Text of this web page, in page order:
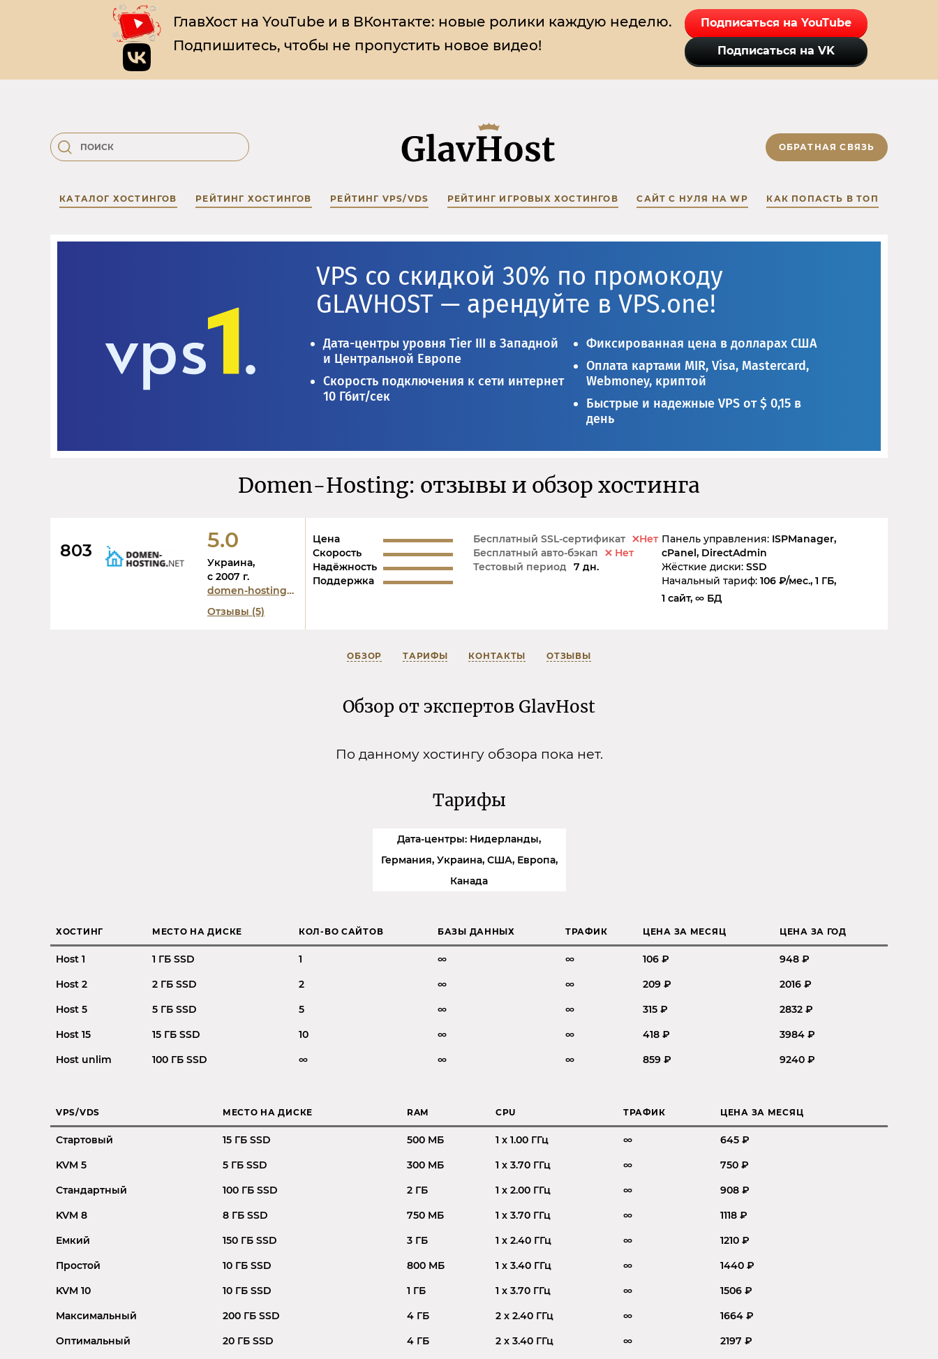
ГлавХост на YouTube и в ВКонтакте: новые ролики каждую неделю.
Подпишитесь, чтобы не пропустить новое видео!
Подписаться на YouTube
Подписаться на VK
ОБРАТНАЯ СВЯЗЬ
КАТАЛОГ ХОСТИНГОВ РЕЙТИНГ ХОСТИНГОВ РЕЙТИНГ VPS/VDS РЕЙТИНГ ИГРОВЫХ ХОСТИНГОВ САЙТ С НУЛЯ НА WP КАК ПОПАСТЬ В ТОП
VPS со скидкой 30% по промокоду
GLAVHOST — арендуйте в VPS.one!
Дата-центры уровня Tier III в Западной
и Центральной Европе
Скорость подключения к сети интернет
10 Гбит/сек
Фиксированная цена в долларах США
Оплата картами MIR, Visa, Mastercard,
Webmoney, криптой
Быстрые и надежные VPS от $ 0,15 в
день
Domen-Hosting: отзывы и обзор хостинга
803 5.0
Украина,
c 2007 г.
domen-hosting.net
Отзывы (5)
Цена
Скорость
Надёжность
Поддержка
Бесплатный SSL-сертификат
Нет
Бесплатный авто-бэкап
Нет
Тестовый период 7 дн.
Панель управления: ISPManager,
cPanel, DirectAdmin
Жёсткие диски: SSD
Начальный тариф: 106 ₽/мес., 1 ГБ,
1 сайт, ∞ БД
ОБЗОР ТАРИФЫ КОНТАКТЫ ОТЗЫВЫ
Обзор от экспертов GlavHost
По данному хостингу обзора пока нет.
Тарифы
Дата-центры: Нидерланды,
Германия, Украина, США, Европа,
Канада
ХОСТИНГ МЕСТО НА ДИСКЕ КОЛ-ВО САЙТОВ БАЗЫ ДАННЫХ ТРАФИК ЦЕНА ЗА МЕСЯЦ ЦЕНА ЗА ГОД
Host 1 1 ГБ SSD 1 ∞ ∞ 106 ₽
948 ₽
Host 2
2 ГБ SSD 2 ∞ ∞ 209 ₽
2016 ₽
Host 5
5 ГБ SSD 5 ∞ ∞ 315 ₽
2832 ₽
Host 15
15 ГБ SSD 10 ∞ ∞ 418 ₽
3984 ₽
Host unlim
100 ГБ SSD ∞ ∞ ∞ 859 ₽ 9240 ₽
VPS/VDS МЕСТО НА ДИСКЕ RAM CPU ТРАФИК ЦЕНА ЗА МЕСЯЦ
Стартовый 15 ГБ SSD 500 MБ 1 x 1.00 ГГц ∞
645 ₽
KVM 5
5 ГБ SSD 300 MБ 1 x 3.70 ГГц ∞
750 ₽
Стандартный
100 ГБ SSD 2 ГБ 1 x 2.00 ГГц ∞
908 ₽
KVM 8
8 ГБ SSD 750 MБ 1 x 3.70 ГГц ∞
1118 ₽
Емкий
150 ГБ SSD 3 ГБ 1 x 2.40 ГГц ∞
1210 ₽
Простой
10 ГБ SSD 800 MБ 1 x 3.40 ГГц ∞
1440 ₽
KVM 10
10 ГБ SSD 1 ГБ 1 x 3.70 ГГц ∞
1506 ₽
Максимальный
200 ГБ SSD 4 ГБ 2 x 2.40 ГГц ∞
1664 ₽
Оптимальный
20 ГБ SSD 4 ГБ 2 x 3.40 ГГц ∞
2197 ₽